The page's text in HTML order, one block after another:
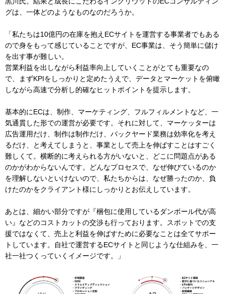
グは、一体どのようなものなのだろうか。
「私たちは10億円の在庫を抱えECサイトを運営する事業者でもある
ので身をもって感じていることですが、EC事業は、そう簡単に儲け
を出す事が難しい。
営業利益を出しながら利益率向上していくことがとても重要なの
で、まずKPIをしっかりと定めたうえで、データとマーケットを俯瞰
しながら高速で分析し的確なヒットポイントを提示します。
基本的にECは、制作、マーケティング、フルフィルメントなど、一
気通貫した形での運営が必要です。それに対して、マーケッターは
広告運用だけ、制作は制作だけ、バックヤード業務は効率化を考え
るだけ、と考えてしまうと、事業として売上を伸ばすことはすごく
難しくて。横断的に考えられる方がいないと、どこに問題点がある
のかがわからないんです。どんなプロセスで、なぜ伸びているのか
を理解しないといけないので、私たちからは、なぜ勝ったのか、負
けたのかをクライアント様にしっかりとお伝えしています。
あとは、細かい部分ですが『梱包に使用しているダンボール代が高
い』などのコストカットの交渉も行っております。スポットでの支
援ではなくて、売上と利益を伸ばすために必要なことは全てサポー
トしています。自社で運営するECサイトと同じような仕組みを、一
社一社つくっていくイメージです。」